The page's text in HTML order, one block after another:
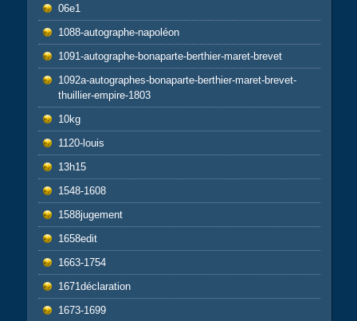
06e1
1088-autographe-napoléon
1091-autographe-bonaparte-berthier-maret-brevet
1092a-autographes-bonaparte-berthier-maret-brevet-
thuillier-empire-1803
10kg
1120-louis
13h15
1548-1608
1588jugement
1658edit
1663-1754
1671déclaration
1673-1699